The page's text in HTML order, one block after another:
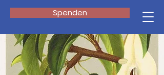
Spenden